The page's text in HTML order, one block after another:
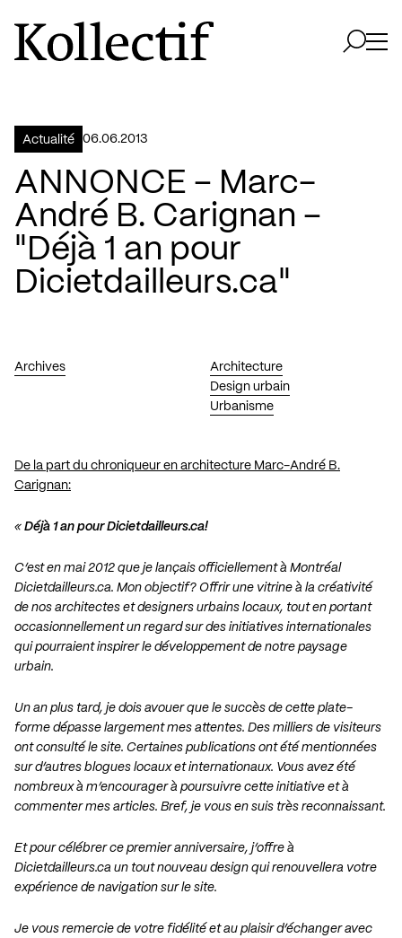
Aller à la page d'accueil
Logo Kollectif
Actualité 06.06.2013
ANNONCE – Marc-
André B. Carignan –
"Déjà 1 an pour
Dicietdailleurs.ca"
Archives
Architecture
Design urbain
Urbanisme
De la part du chroniqueur en architecture Marc-André B.
Carignan:
« Déjà 1 an pour Dicietdailleurs.ca!
C’est en mai 2012 que je lançais officiellement à Montréal
Dicietdailleurs.ca. Mon objectif? Offrir une vitrine à la créativité
de nos architectes et designers urbains locaux, tout en portant
occasionnellement un regard sur des initiatives internationales
qui pourraient inspirer le développement de notre paysage
urbain.
Un an plus tard, je dois avouer que le succès de cette plate-
forme dépasse largement mes attentes. Des milliers de visiteurs
ont consulté le site. Certaines publications ont été mentionnées
sur d’autres blogues locaux et internationaux. Vous avez été
nombreux à m’encourager à poursuivre cette initiative et à
commenter mes articles. Bref, je vous en suis très reconnaissant.
Et pour célébrer ce premier anniversaire, j’offre à
Dicietdailleurs.ca un tout nouveau design qui renouvellera votre
expérience de navigation sur le site.
Je vous remercie de votre fidélité et au plaisir d’échanger avec